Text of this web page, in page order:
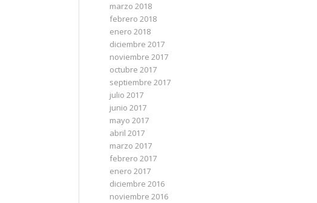
marzo 2018
febrero 2018
enero 2018
diciembre 2017
noviembre 2017
octubre 2017
septiembre 2017
julio 2017
junio 2017
mayo 2017
abril 2017
marzo 2017
febrero 2017
enero 2017
diciembre 2016
noviembre 2016